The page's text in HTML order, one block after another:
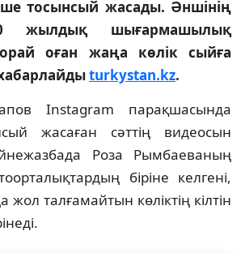
тосынсый жасады. Әншінің
жылдық шығармашылық
оған жаңа көлік сыйға
turkystan.kz.
Instagram парақшасында
жасаған сәттің видеосын
Роза Рымбаеваның
біріне келгені,
талғамайтын көліктің кілтін